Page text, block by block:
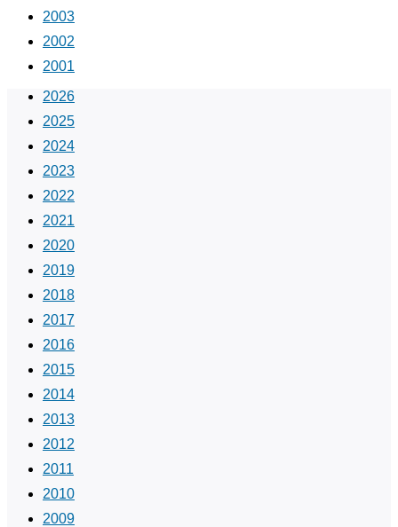
2003
2002
2001
2026
2025
2024
2023
2022
2021
2020
2019
2018
2017
2016
2015
2014
2013
2012
2011
2010
2009